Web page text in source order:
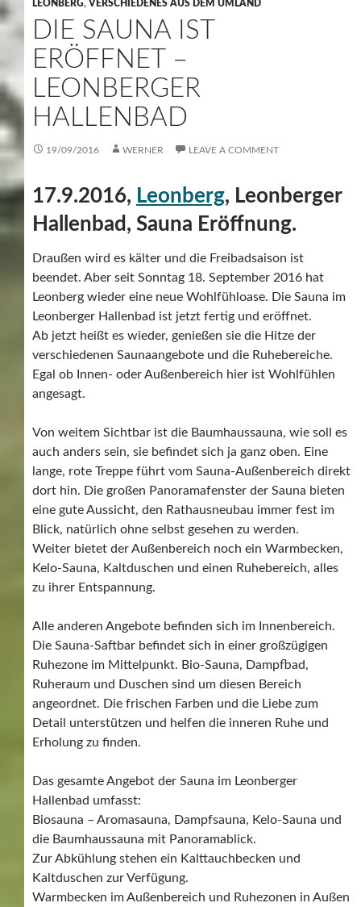
LEONBERG, VERSCHIEDENES AUS DEM UMLAND
DIE SAUNA IST
ERÖFFNET –
LEONBERGER
HALLENBAD
19/09/2016 WERNER LEAVE A COMMENT
17.9.2016, Leonberg, Leonberger
Hallenbad, Sauna Eröffnung.
Draußen wird es kälter und die Freibadsaison ist
beendet. Aber seit Sonntag 18. September 2016 hat
Leonberg wieder eine neue Wohlfühloase. Die Sauna im
Leonberger Hallenbad ist jetzt fertig und eröffnet.
Ab jetzt heißt es wieder, genießen sie die Hitze der
verschiedenen Saunaangebote und die Ruhebereiche.
Egal ob Innen- oder Außenbereich hier ist Wohlfühlen
angesagt.
Von weitem Sichtbar ist die Baumhaussauna, wie soll es
auch anders sein, sie befindet sich ja ganz oben. Eine
lange, rote Treppe führt vom Sauna-Außenbereich direkt
dort hin. Die großen Panoramafenster der Sauna bieten
eine gute Aussicht, den Rathausneubau immer fest im
Blick, natürlich ohne selbst gesehen zu werden.
Weiter bietet der Außenbereich noch ein Warmbecken,
Kelo-Sauna, Kaltduschen und einen Ruhebereich, alles
zu ihrer Entspannung.
Alle anderen Angebote befinden sich im Innenbereich.
Die Sauna-Saftbar befindet sich in einer großzügigen
Ruhezone im Mittelpunkt. Bio-Sauna, Dampfbad,
Ruheraum und Duschen sind um diesen Bereich
angeordnet. Die frischen Farben und die Liebe zum
Detail unterstützen und helfen die inneren Ruhe und
Erholung zu finden.
Das gesamte Angebot der Sauna im Leonberger
Hallenbad umfasst:
Biosauna – Aromasauna, Dampfsauna, Kelo-Sauna und
die Baumhaussauna mit Panoramablick.
Zur Abkühlung stehen ein Kalttauchbecken und
Kaltduschen zur Verfügung.
Warmbecken im Außenbereich und Ruhezonen in Außen